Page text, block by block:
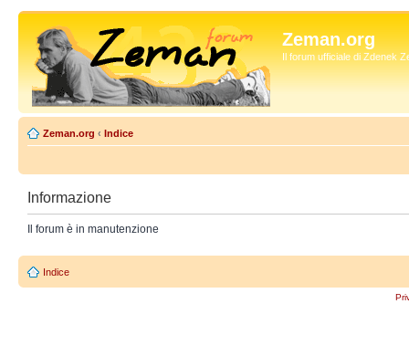
Zeman.org
Il forum ufficiale di Zdenek
Zeman.org ‹ Indice
Informazione
Il forum è in manutenzione
Indice